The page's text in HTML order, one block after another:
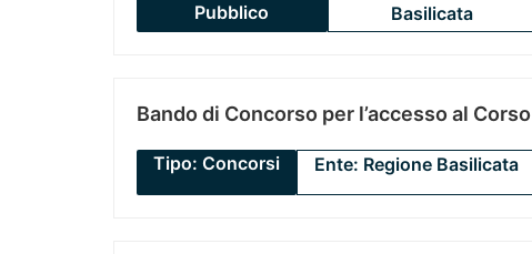
Pubblico
Basilicata
Bando di Concorso per l’accesso al
Tipo: Concorsi Ente: Regione Basilicata